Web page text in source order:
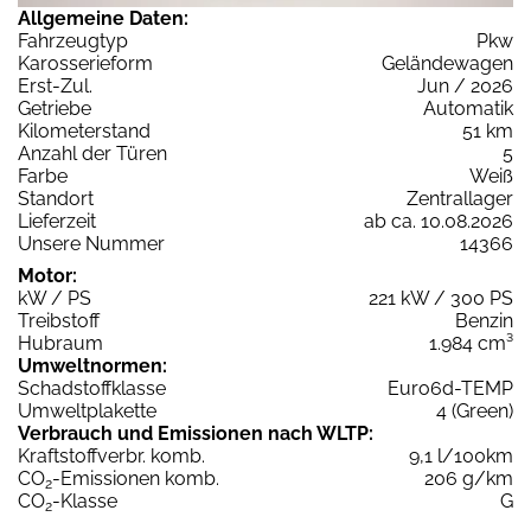
Allgemeine Daten:
Fahrzeugtyp
Pkw
Karosserieform
Geländewagen
Erst-Zul.
Jun / 2026
Getriebe
Automatik
Kilometerstand
51 km
Anzahl der Türen
5
Farbe
Weiß
Standort
Zentrallager
Lieferzeit
ab ca. 10.08.2026
Unsere Nummer
14366
Motor:
kW / PS
221 kW / 300 PS
Treibstoff
Benzin
Hubraum
1.984 cm³
Umweltnormen:
Schadstoffklasse
Euro6d-TEMP
Umweltplakette
4 (Green)
Verbrauch und Emissionen nach WLTP:
Kraftstoffverbr. komb.
9,1 l/100km
CO2-Emissionen komb.
206 g/km
CO2-Klasse G